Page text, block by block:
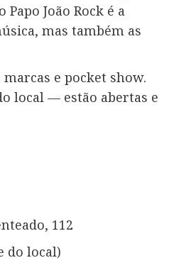
João Rock é a
mas também as
e pocket show.
local — estão abertas e
112
do local)